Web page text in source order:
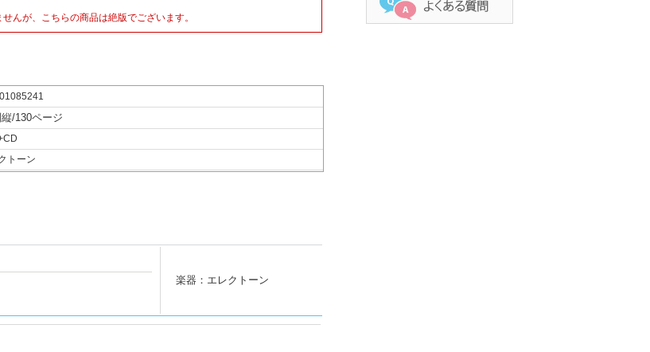
んが、こちらの商品は絶版でございます。
/130ページ
トーン
楽器：エレクトーン